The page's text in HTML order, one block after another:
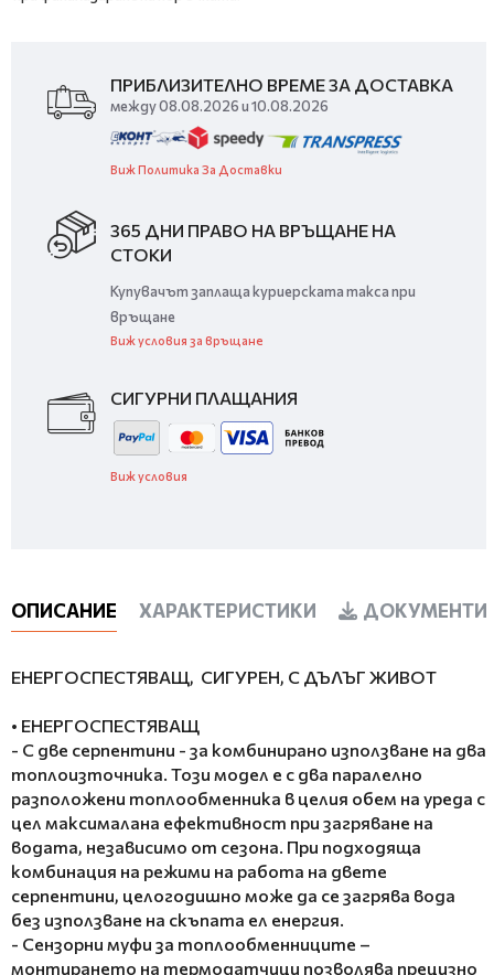
ПРИБЛИЗИТЕЛНО ВРЕМЕ ЗА ДОСТАВКА
между 08.08.2026 и 10.08.2026
Виж Политика За Доставки
365 ДНИ ПРАВО НА ВРЪЩАНЕ НА
СТОКИ
Купувачът заплаща куриерската такса при
връщане
Виж условия за връщане
СИГУРНИ ПЛАЩАНИЯ
Виж условия
ОПИСАНИЕ ХАРАКТЕРИСТИКИ ДОКУМЕНТИ
ЕНЕРГОСПЕСТЯВАЩ, СИГУРЕН, С ДЪЛЪГ ЖИВОТ
• ЕНЕРГОСПЕСТЯВАЩ
- С две серпентини - за комбинирано използване на два
топлоизточника. Този модел е с два паралелно
разположени топлообменника в целия обем на уреда с
цел максималана ефективност при загряване на
водата, независимо от сезона. При подходяща
комбинация на режими на работа на двете
серпентини, целогодишно може да се загрява вода
без използване на скъпата ел енергия.
- Сензорни муфи за топлообменниците –
монтирането на термодатчици позволява прецизно